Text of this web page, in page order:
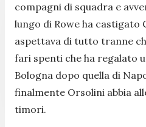
compagni di squadra e
lungo di Rowe ha castigato
aspettava di tutto tranne
fari spenti che ha regalato
Bologna dopo quella di
finalmente Orsolini abbia
timori.